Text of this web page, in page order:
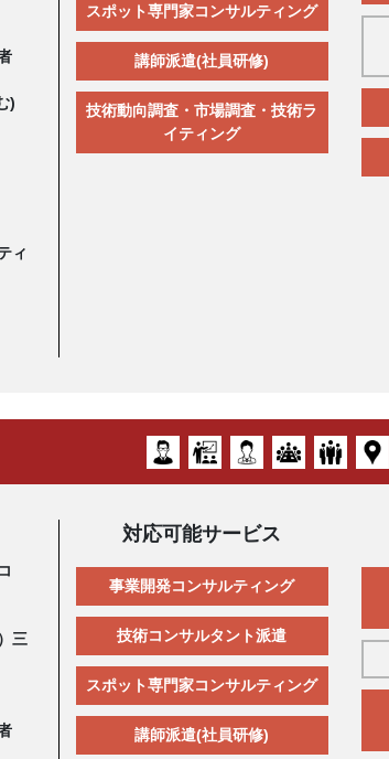
)
ィ
スポット専門家コンサルティング
講師派遣(社員研修)
技術動向調査・市場調査・技術ラ
イティング
三
対応可能サービス
事業開発コンサルティング
技術コンサルタント派遣
スポット専門家コンサルティング
講師派遣(社員研修)